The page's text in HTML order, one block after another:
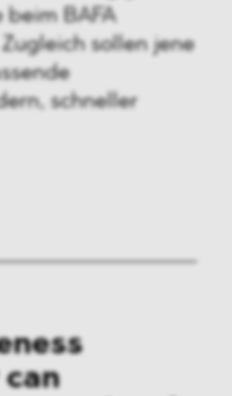
BAFA
sollen jene
schneller
can